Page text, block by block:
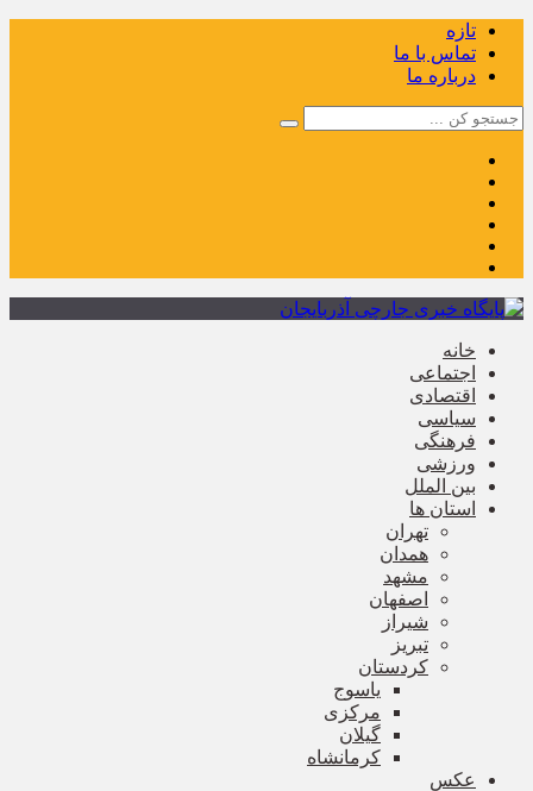
تازه
تماس با ما
درباره ما
خانه
اجتماعی
اقتصادی
سیاسی
فرهنگی
ورزشی
بین الملل
استان ها
تهران
همدان
مشهد
اصفهان
شیراز
تبریز
کردستان
یاسوج
مرکزی
گیلان
کرمانشاه
عکس